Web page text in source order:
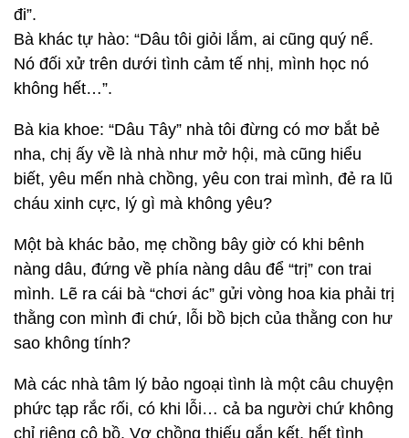
đi”.
Bà khác tự hào: “Dâu tôi giỏi lắm, ai cũng quý nể.
Nó đối xử trên dưới tình cảm tế nhị, mình học nó
không hết…”.
Bà kia khoe: “Dâu Tây” nhà tôi đừng có mơ bắt bẻ
nha, chị ấy về là nhà như mở hội, mà cũng hiểu
biết, yêu mến nhà chồng, yêu con trai mình, đẻ ra lũ
cháu xinh cực, lý gì mà không yêu?
Một bà khác bảo, mẹ chồng bây giờ có khi bênh
nàng dâu, đứng về phía nàng dâu để “trị” con trai
mình. Lẽ ra cái bà “chơi ác” gửi vòng hoa kia phải trị
thằng con mình đi chứ, lỗi bồ bịch của thằng con hư
sao không tính?
Mà các nhà tâm lý bảo ngoại tình là một câu chuyện
phức tạp rắc rối, có khi lỗi… cả ba người chứ không
chỉ riêng cô bồ. Vợ chồng thiếu gắn kết, hết tình